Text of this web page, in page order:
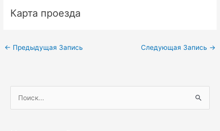
Карта проезда
Навигация
← Предыдущая Запись Следующая Запись →